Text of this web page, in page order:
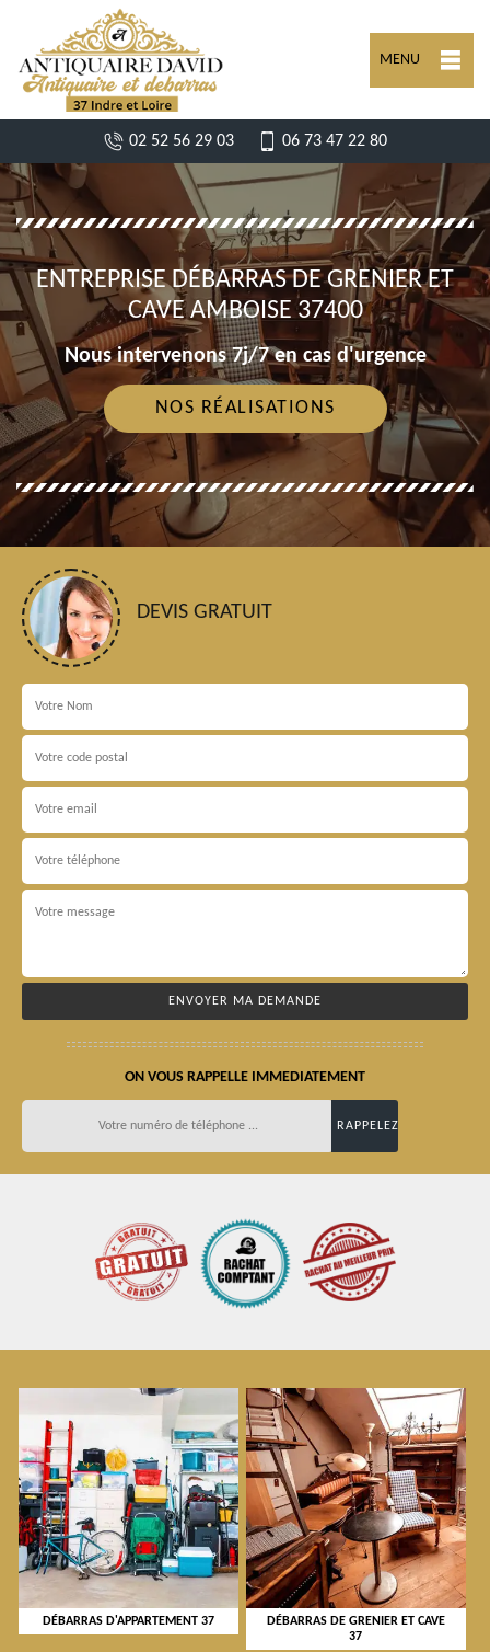
MENU
02 52 56 29 03 06 73 47 22 80
ENTREPRISE DÉBARRAS DE GRENIER ET
CAVE AMBOISE 37400
Nous intervenons 7j/7 en cas d'urgence
NOS RÉALISATIONS
DEVIS GRATUIT
ON VOUS RAPPELLE IMMEDIATEMENT
DÉBARRAS D'APPARTEMENT 37
DÉBARRAS DE GRENIER ET CAVE
37